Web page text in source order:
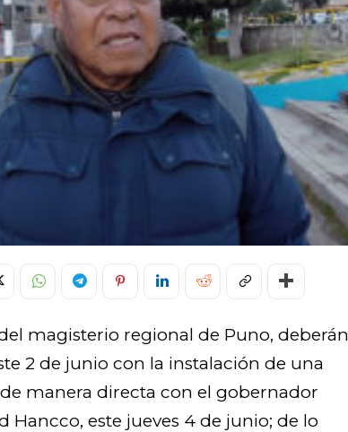
magisterio regional de Puno, deberán
2 de junio con la instalación de una
manera directa con el gobernador
Hancco, este jueves 4 de junio; de lo